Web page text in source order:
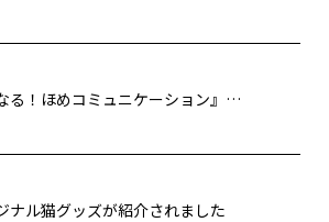
CBCラジオ「ドラ魂キング」で『職場の人間関係が劇的によくなる！ほめコミュニケーション』が紹介されました
ナル猫グッズが紹介されました